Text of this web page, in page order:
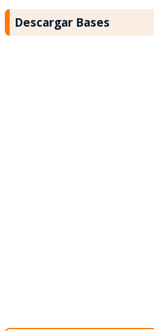
Descargar Bases